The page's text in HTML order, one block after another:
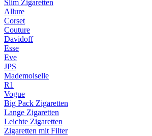
Slim Zigaretten
Allure
Corset
Couture
Davidoff
Esse
Eve
JPS
Mademoiselle
R1
Vogue
Big Pack Zigaretten
Lange Zigaretten
Leichte Zigaretten
Zigaretten mit Filter